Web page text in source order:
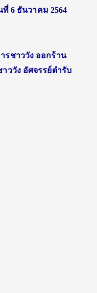
6 ธันวาคม 2564
รชาววัง ออกร้าน
ววัง อัศจรรย์ตำรับ